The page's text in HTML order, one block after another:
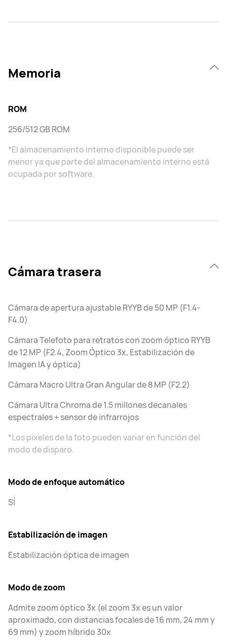
Memoria
ROM
256/512 GB ROM
*El almacenamiento interno disponible puede ser
menor ya que parte del almacenamiento interno está
ocupada por software.
Cámara trasera
Cámara de apertura ajustable RYYB de 50 MP (F1.4-
F4.0)
Cámara Telefoto para retratos con zoom óptico RYYB
de 12 MP (F2.4, Zoom Óptico 3x, Estabilización de
Imagen IA y óptica)
Cámara Macro Ultra Gran Angular de 8 MP (F2.2)
Cámara Ultra Chroma de 1.5 millones decanales
espectrales + sensor de infrarrojos
*Los pixeles de la foto pueden variar en función del
modo de disparo.
Modo de enfoque automático
SÍ
Estabilización de imagen
Estabilización óptica de imagen
Modo de zoom
Admite zoom óptico 3x (el zoom 3x es un valor
aproximado, con distancias focales de 16 mm, 24 mm y
69 mm) y zoom híbrido 30x